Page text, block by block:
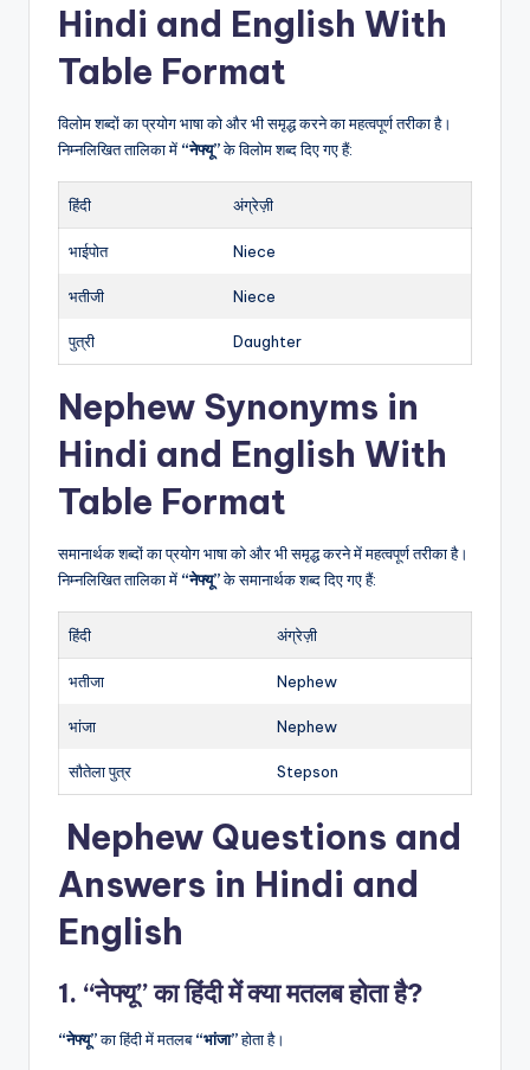
Hindi and English With
Table Format
विलोम शब्दों का प्रयोग भाषा को और भी समृद्ध करने का महत्वपूर्ण तरीका है।
निम्नलिखित तालिका में “नेफ्यू”के विलोम शब्द दिए गए हैं:
हिंदी अंग्रेज़ी
भाईपोत Niece
भतीजी Niece
पुत्री Daughter
Nephew Synonyms in
Hindi and English With
Table Format
समानार्थक शब्दों का प्रयोग भाषा को और भी समृद्ध करने में महत्वपूर्ण तरीका है।
निम्नलिखित तालिका में “नेफ्यू”के समानार्थक शब्द दिए गए हैं:
हिंदी अंग्रेज़ी
भतीजा Nephew
भांजा Nephew
सौतेला पुत्र Stepson
Nephew Questions and
Answers in Hindi and
English
1. “नेफ्यू” का हिंदी में क्या मतलब होता है?
“नेफ्यू”का हिंदी में मतलब“भांजा”होता है।